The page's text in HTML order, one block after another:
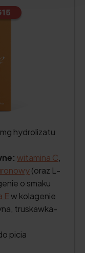
hydrolizatu
witamina C
(oraz L-
o smaku
Ew kolagenie
truskawka-
picia